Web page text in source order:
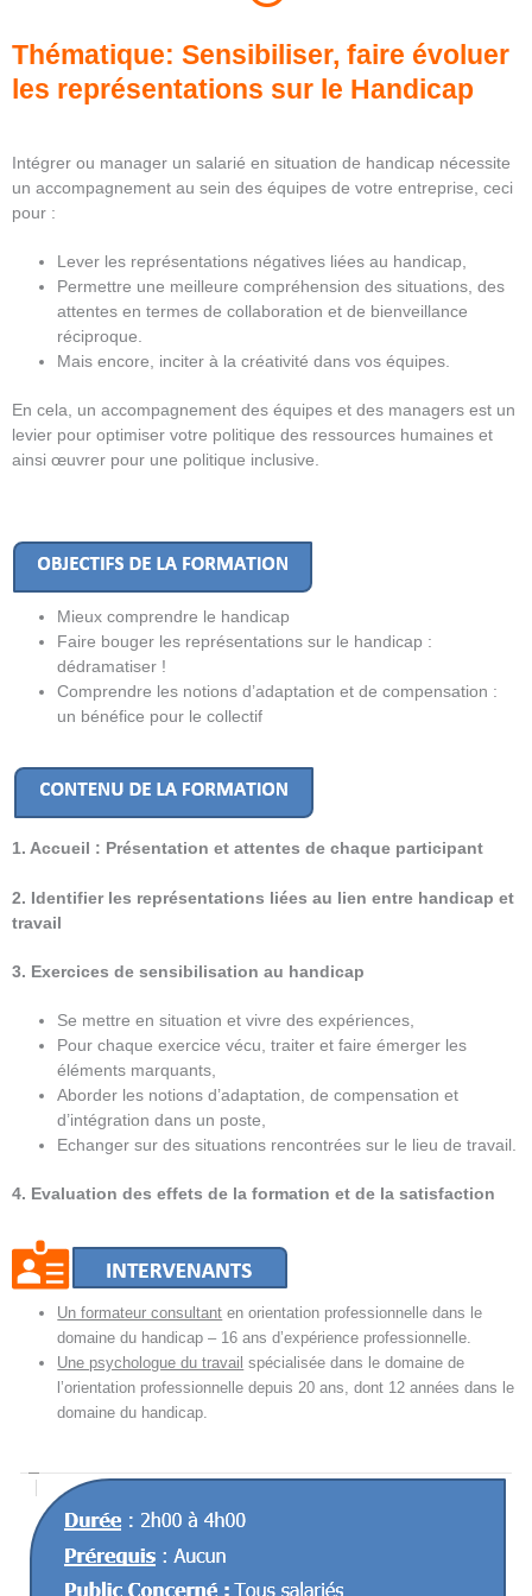
Thématique: Sensibiliser, faire évoluer
les représentations sur le Handicap
Intégrer ou manager un salarié en situation de handicap nécessite
un accompagnement au sein des équipes de votre entreprise, ceci
pour :
Lever les représentations négatives liées au handicap,
Permettre une meilleure compréhension des situations, des
attentes en termes de collaboration et de bienveillance
réciproque.
Mais encore, inciter à la créativité dans vos équipes.
En cela, un accompagnement des équipes et des managers est un
levier pour optimiser votre politique des ressources humaines et
ainsi œuvrer pour une politique inclusive.
Mieux comprendre le handicap
Faire bouger les représentations sur le handicap :
dédramatiser !
Comprendre les notions d’adaptation et de compensation :
un bénéfice pour le collectif
1. Accueil : Présentation et attentes de chaque participant
2. Identifier les représentations liées au lien entre handicap et
travail
3. Exercices de sensibilisation au handicap
Se mettre en situation et vivre des expériences,
Pour chaque exercice vécu, traiter et faire émerger les
éléments marquants,
Aborder les notions d’adaptation, de compensation et
d’intégration dans un poste,
Echanger sur des situations rencontrées sur le lieu de travail.
4. Evaluation des effets de la formation et de la satisfaction
Un formateur consultant en orientation professionnelle dans le
domaine du handicap – 16 ans d’expérience professionnelle.
Une psychologue du travail spécialisée dans le domaine de
l’orientation professionnelle depuis 20 ans, dont 12 années dans le
domaine du handicap.